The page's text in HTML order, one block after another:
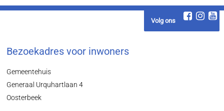
Volg ons
Bezoekadres voor inwoners
Gemeentehuis
Generaal Urquhartlaan 4
Oosterbeek